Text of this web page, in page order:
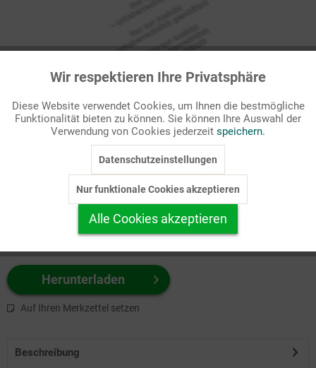
Passende Stichworte
Ökumene
zuerst Ihr Produktformat aus.
z.B. Farbe-Grafik, Schwarz-Weiß-Grafik, mit/ohne Text ...
Herunterladen
Auf Ihren Merkzettel setzen
Beschreibung
Funktionale Aktiv
Marketing Inaktiv
Personalisierung Inaktiv
Service
Wir respektieren Ihre Privatsphäre
Diese Website verwendet Cookies, um Ihnen die bestmögliche
Funktionalität bieten zu können. Sie können Ihre Auswahl der
Verwendung von Cookies jederzeit speichern.
Datenschutzeinstellungen
Nur funktionale Cookies akzeptieren
Alle Cookies akzeptieren